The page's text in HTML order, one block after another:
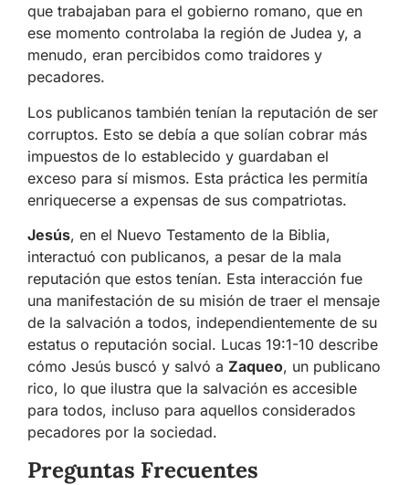
que trabajaban para el gobierno romano, que en
ese momento controlaba la región de Judea y, a
menudo, eran percibidos como traidores y
pecadores.
Los publicanos también tenían la reputación de ser
corruptos. Esto se debía a que solían cobrar más
impuestos de lo establecido y guardaban el
exceso para sí mismos. Esta práctica les permitía
enriquecerse a expensas de sus compatriotas.
Jesús, en el Nuevo Testamento de la Biblia,
interactuó con publicanos, a pesar de la mala
reputación que estos tenían. Esta interacción fue
una manifestación de su misión de traer el mensaje
de la salvación a todos, independientemente de su
estatus o reputación social. Lucas 19:1-10 describe
cómo Jesús buscó y salvó a Zaqueo, un publicano
rico, lo que ilustra que la salvación es accesible
para todos, incluso para aquellos considerados
pecadores por la sociedad.
Preguntas Frecuentes